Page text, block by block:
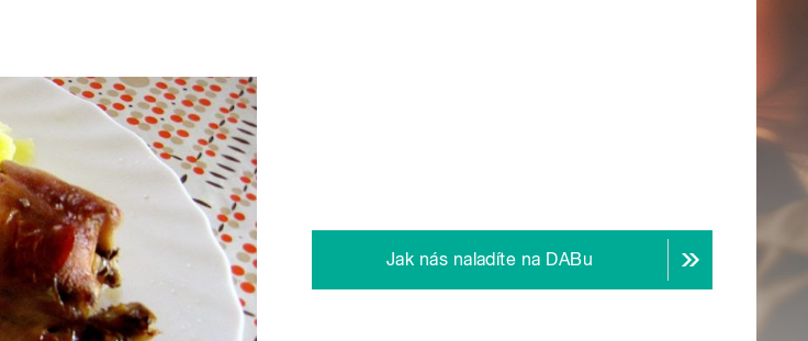
Jak nás naladíte na DABu